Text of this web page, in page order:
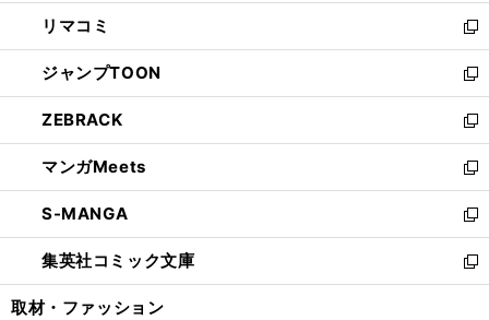
で
開
く
ン
ド
ウ
で
開
く
ウ
ィ
ン
ド
ウ
で
開
く
し
い
ウ
ィ
ン
ド
ウ
で
開
く
リマコミ
新
し
い
ウ
ィ
ン
ド
ウ
で
開
く
ジャンプTOON
新
し
い
ウ
ィ
ン
ド
ウ
で
開
ZEBRACK
新
し
い
ウ
ィ
ン
ド
ウ
マンガMeets
新
し
い
ウ
ィ
ン
S-MANGA
新
し
い
ウ
集英社コミック文庫
新
し
取材・ファッション